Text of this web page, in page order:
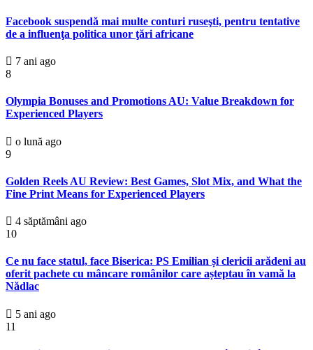
Facebook suspendă mai multe conturi ruseşti, pentru tentative
de a influenţa politica unor ţări africane
7 ani ago
8
Olympia Bonuses and Promotions AU: Value Breakdown for
Experienced Players
o lună ago
9
Golden Reels AU Review: Best Games, Slot Mix, and What the
Fine Print Means for Experienced Players
4 săptămâni ago
10
Ce nu face statul, face Biserica: PS Emilian și clericii arădeni au
oferit pachete cu mâncare românilor care așteptau în vamă la
Nădlac
5 ani ago
11